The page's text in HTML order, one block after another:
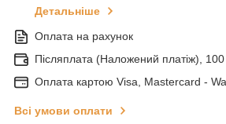
Детальніше
Оплата на рахунок
Післяплата (Наложений платіж),
Оплата картою Visa, Mastercard -
Всі умови оплати